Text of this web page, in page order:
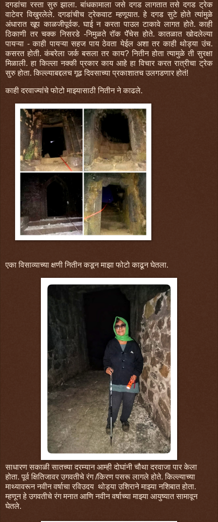
दगडांचा रस्ता सुरु झाला. बांधकामाला जसे दगड लागतात तसे दगड ट्रेक
वाटेवर विखुरलेले. दगडांचीच ट्रेकवाट म्हणूयात. हे दगड सुटे होते त्यांमुळे
अंधारात खूप काळजीपूर्वक. घाई न करता पाउल टाकावे लागत होते. काही
ठिकाणी तर चक्क निसरडे -निमुळते रॉक पॅॅचेस होते. कातळात खोदलेल्या
पायऱ्या - काही पायऱ्या सहज पाय ठेवता येईल अशा तर काही थोड्या उंच.
कसरत होती. कंबरेला जर्क बसला तर काय? नितीन होता त्यामुळे ती सुरक्षा
मिळाली. हा किल्ला नक्की प्रकार काय आहे हा विचार करत रात्रीचा ट्रेक
सुरु होता. किल्ल्याबद्दलच गूढ दिवसाच्या प्रकाशातच उलगडणार होतं!
काही दरवाज्यांचे फोटो माझ्यासाठी नितीन ने काढले.
एका विसाव्याच्या क्षणी नितीन कडून माझा फोटो काढून घेतला.
साधारण सकाळी सातच्या दरम्यान आम्ही दोघांनी चौथा दरवाजा पार केला
होता. पूर्व क्षितिजावर उगवतीचे रंग /किरण पसरू लागले होते. किल्ल्याच्या
माथ्यावरून नवीन वर्षाचा रविउदय थोड्या उशिराने माझ्या नशिबात होता.
म्हणून हे उगवतीचे रंग मनात आणि नवीन वर्षाच्या माझ्या आयुष्यात सामावून
घेतले.